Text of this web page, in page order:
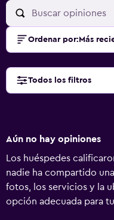
Ordenar por: Más
Todos los filtros
Aún no hay opiniones
Los huéspedes
nadie ha compartido
fotos, los servicios y la
opción adecuada para